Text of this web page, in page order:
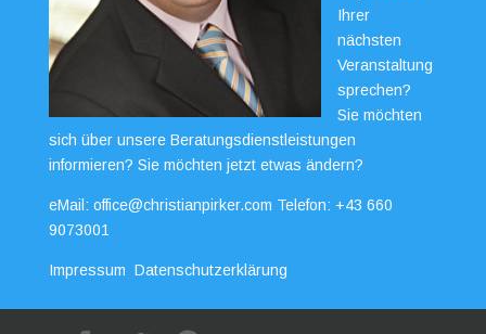
Ihrer
nächsten
Veranstaltung
sprechen?
Sie möchten
sich über unsere Beratungsdienstleistungen
informieren? Sie möchten jetzt etwas ändern?
eMail: office@christianpirker.com Telefon: +43 660
9073001
Impressum Datenschutzerklärung